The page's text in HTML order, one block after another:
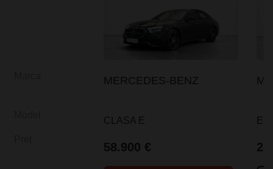
MERCEDES-BENZ
CLASA E
58.900 €